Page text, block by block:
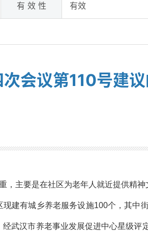
有 效 性 有效
会议第110号建
，主要是在社区为老年人就近提供精
建有城乡养老服务设施100个，其中
武汉市养老事业发展促进中心星级